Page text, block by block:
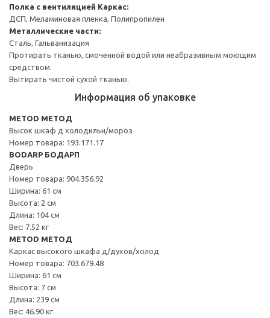
Полка с вентиляцией Каркас:
ДСП, Меламиновая пленка, Полипропилен
Металлические части:
Сталь, Гальванизация
Протирать тканью, смоченной водой или неабразивным моющим
средством.
Вытирать чистой сухой тканью.
Информация об упаковке
METOD МЕТОД
Высок шкаф д холодильн/мороз
Номер товара: 193.171.17
BODARP БОДАРП
Дверь
Номер товара: 904.356.92
Ширина: 61 см
Высота: 2 см
Длина: 104 см
Вес: 7.52 кг
METOD МЕТОД
Каркас высокого шкафа д/духов/холод
Номер товара: 703.679.48
Ширина: 61 см
Высота: 7 см
Длина: 239 см
Вес: 46.90 кг